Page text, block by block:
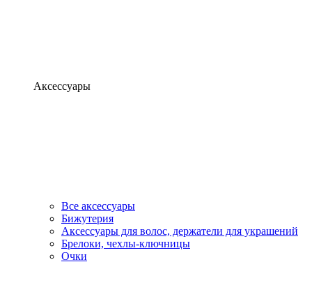
Аксессуары
Все аксессуары
Бижутерия
Аксессуары для волос, держатели для украшений
Брелоки, чехлы-ключницы
Очки